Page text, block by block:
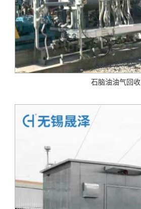
石脑油油气回收